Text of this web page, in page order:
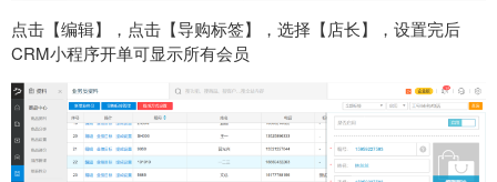
点击【编辑】，点击【导购标签】，选择【店长】，设置完后
CRM小程序开单可显示所有会员